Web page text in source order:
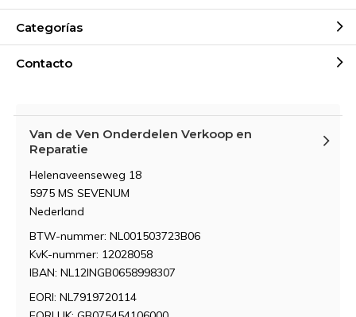
Categorías
Contacto
Van de Ven Onderdelen Verkoop en
Reparatie
Helenaveenseweg 18
5975 MS SEVENUM
Nederland
BTW-nummer: NL001503723B06
KvK-nummer: 12028058
IBAN: NL12INGB0658998307
EORI: NL7919720114